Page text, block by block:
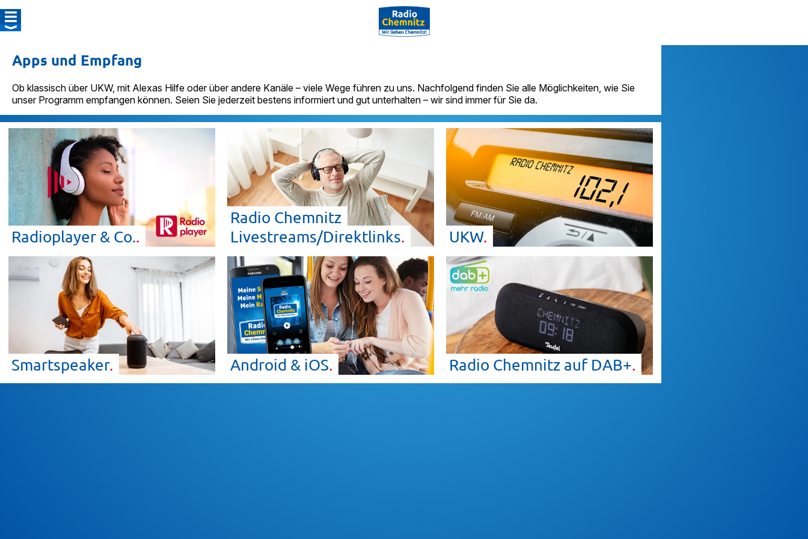
Apps und Empfang
Ob klassisch über UKW, mit Alexas Hilfe oder über andere Kanäle – viele Wege führen zu uns. Nachfolgend finden Sie alle Möglichkeiten, wie Sie
unser Programm empfangen können. Seien Sie jederzeit bestens informiert und gut unterhalten – wir sind immer für Sie da.
Radioplayer & Co.
Radio Chemnitz
Livestreams/Direktlinks
UKW
Smartspeaker Android & iOS Radio Chemnitz auf DAB+